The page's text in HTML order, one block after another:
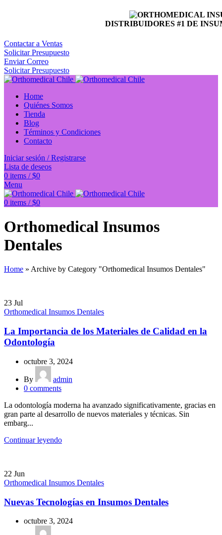
DISTRIBUIDORES #1 DE
Contactar a Ventas
Solicitar Presupuesto
Enviar Correo
Solicitar Presupuesto
Home
Quiénes Somos
Tienda
Blog
Términos y Condiciones
Contacto
Iniciar sesión / Registrarse
Lista de deseos
0 items / $0
Menu
0 items / $0
Orthomedical Insumos
Dentales
Home » Archive by Category "Orthomedical Insumos Dentales"
23 Jul
Orthomedical Insumos Dentales
La Importancia de los Materiales de Calidad en la
Odontología
octubre 3, 2024
By
admin
0 comments
La odontología moderna ha avanzado significativamente, gracias en
gran parte al desarrollo de nuevos materiales y técnicas. Sin
embarg...
Continuar leyendo
22 Jun
Orthomedical Insumos Dentales
Nuevas Tecnologías en Insumos Dentales
octubre 3, 2024